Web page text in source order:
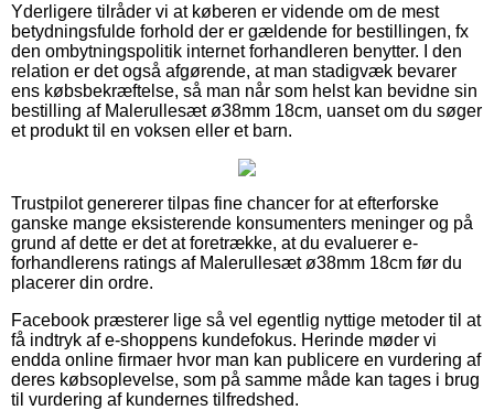
Yderligere tilråder vi at køberen er vidende om de mest
betydningsfulde forhold der er gældende for bestillingen, fx
den ombytningspolitik internet forhandleren benytter. I den
relation er det også afgørende, at man stadigvæk bevarer
ens købsbekræftelse, så man når som helst kan bevidne sin
bestilling af Malerullesæt ø38mm 18cm, uanset om du søger
et produkt til en voksen eller et barn.
Trustpilot genererer tilpas fine chancer for at efterforske
ganske mange eksisterende konsumenters meninger og på
grund af dette er det at foretrække, at du evaluerer e-
forhandlerens ratings af Malerullesæt ø38mm 18cm før du
placerer din ordre.
Facebook præsterer lige så vel egentlig nyttige metoder til at
få indtryk af e-shoppens kundefokus. Herinde møder vi
endda online firmaer hvor man kan publicere en vurdering af
deres købsoplevelse, som på samme måde kan tages i brug
til vurdering af kundernes tilfredshed.